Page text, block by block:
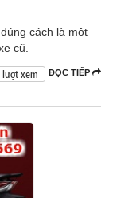
cách là một
cũ.
ĐỌC TIẾP
lượt xem